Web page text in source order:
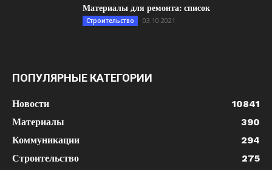
Материалы для ремонта: список
Строительство 03.10.2021
ПОПУЛЯРНЫЕ КАТЕГОРИИ
Новости
10841
Материалы
390
Коммуникации
294
Строительство
275